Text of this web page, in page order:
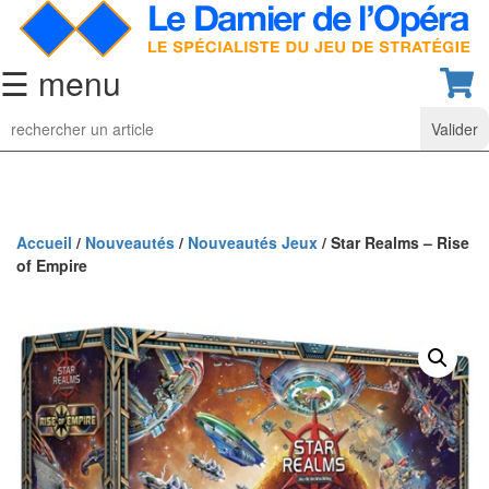
☰ menu
Jeu
d’Echecs
collection
Pièces
d’échecs
classiques
Coffrets
Accueil / Nouveautés / Nouveautés Jeux / Star Realms – Rise
of Empire